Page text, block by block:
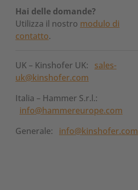
Hai delle domande?
Utilizza il nostro modulo di
contatto.
UK – Kinshofer UK: sales-
uk@kinshofer.com
Italia – Hammer S.r.l.:
info@hammereurope.com
Generale: info@kinshofer.com